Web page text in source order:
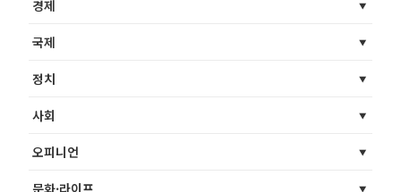
경제
국제
정치
사회
오피니언
문화·라이프